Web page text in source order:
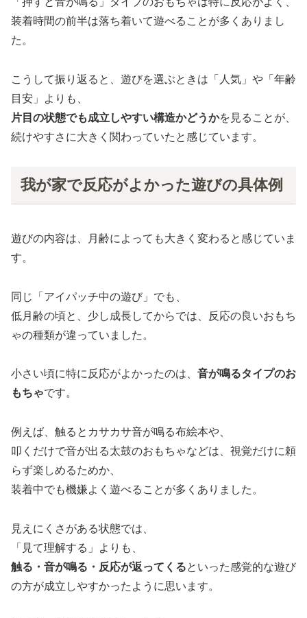
装着時間の前半は落ち着いて遊べることが多くありまし
た。
こうして振り返ると、遊びを選ぶときは「人気」や「年齢
目安」よりも、
片目の状態でも成立しやすい構造かどうかを見ることが、
続けやすさに大きく関わっていたと感じています。
我が家で反応がよかった遊びの具体例
遊びの内容は、月齢によっても大きく変わると感じていま
す。
同じ「アイパッチ中の遊び」でも、
低月齢の頃と、少し成長してからでは、反応の良いおもち
ゃの種類が違っていました。
小さい頃に特に反応がよかったのは、 音が鳴るタイプのお
もちゃです。
例えば、触るとカサカサ音が鳴る布絵本や、
叩くだけで音が出る太鼓のおもちゃなどは、視覚だけに頼
らず楽しめるためか、
装着中でも機嫌よく遊べることが多くありました。
見えにくさがある状態では、
「見て理解する」よりも、
触る・音が鳴る・反応が返ってくるといった感覚的な遊び
の方が成立しやすかったように思います。